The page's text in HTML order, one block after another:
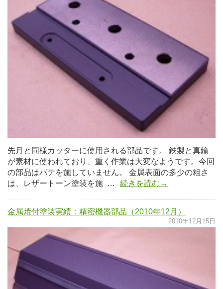
先月と同様カッターに使用される部品です。 鉄製と真鍮
が素材に使われており、重く作業は大変なようです。今回
の部品はパテを施していません。 金属表面の多少の粗さ
は、レザートーン塗装を施 …
続きを読む→
金属焼付塗装実績：精密機器部品（2010年12月）
2010年12月15日